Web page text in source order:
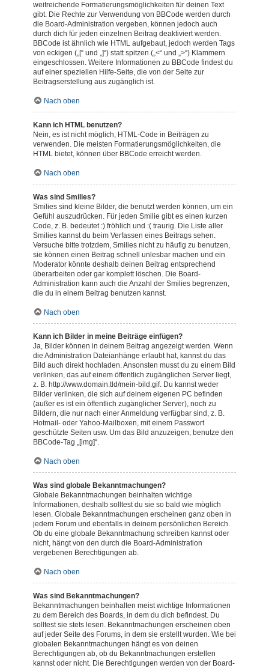
weitreichende Formatierungsmöglichkeiten für deinen Text
gibt. Die Rechte zur Verwendung von BBCode werden durch
die Board-Administration vergeben, können jedoch auch
durch dich für jeden einzelnen Beitrag deaktiviert werden.
BBCode ist ähnlich wie HTML aufgebaut, jedoch werden Tags
von eckigen („[“ und „]“) statt spitzen („<“ und „>“) Klammern
eingeschlossen. Weitere Informationen zu BBCode findest du
auf einer speziellen Hilfe-Seite, die von der Seite zur
Beitragserstellung aus zugänglich ist.
Nach oben
Kann ich HTML benutzen?
Nein, es ist nicht möglich, HTML-Code in Beiträgen zu
verwenden. Die meisten Formatierungsmöglichkeiten, die
HTML bietet, können über BBCode erreicht werden.
Nach oben
Was sind Smilies?
Smilies sind kleine Bilder, die benutzt werden können, um ein
Gefühl auszudrücken. Für jeden Smilie gibt es einen kurzen
Code, z. B. bedeutet :) fröhlich und :( traurig. Die Liste aller
Smilies kannst du beim Verfassen eines Beitrags sehen.
Versuche bitte trotzdem, Smilies nicht zu häufig zu benutzen,
sie können einen Beitrag schnell unlesbar machen und ein
Moderator könnte deshalb deinen Beitrag entsprechend
überarbeiten oder gar komplett löschen. Die Board-
Administration kann auch die Anzahl der Smilies begrenzen,
die du in einem Beitrag benutzen kannst.
Nach oben
Kann ich Bilder in meine Beiträge einfügen?
Ja, Bilder können in deinem Beitrag angezeigt werden. Wenn
die Administration Dateianhänge erlaubt hat, kannst du das
Bild auch direkt hochladen. Ansonsten musst du zu einem Bild
verlinken, das auf einem öffentlich zugänglichen Server liegt,
z. B. http://www.domain.tld/mein-bild.gif. Du kannst weder
Bilder verlinken, die sich auf deinem eigenen PC befinden
(außer es ist ein öffentlich zugänglicher Server), noch zu
Bildern, die nur nach einer Anmeldung verfügbar sind, z. B.
Hotmail- oder Yahoo-Mailboxen, mit einem Passwort
geschützte Seiten usw. Um das Bild anzuzeigen, benutze den
BBCode-Tag „[img]“.
Nach oben
Was sind globale Bekanntmachungen?
Globale Bekanntmachungen beinhalten wichtige
Informationen, deshalb solltest du sie so bald wie möglich
lesen. Globale Bekanntmachungen erscheinen ganz oben in
jedem Forum und ebenfalls in deinem persönlichen Bereich.
Ob du eine globale Bekanntmachung schreiben kannst oder
nicht, hängt von den durch die Board-Administration
vergebenen Berechtigungen ab.
Nach oben
Was sind Bekanntmachungen?
Bekanntmachungen beinhalten meist wichtige Informationen
zu dem Bereich des Boards, in dem du dich befindest. Du
solltest sie stets lesen. Bekanntmachungen erscheinen oben
auf jeder Seite des Forums, in dem sie erstellt wurden. Wie bei
globalen Bekanntmachungen hängt es von deinen
Berechtigungen ab, ob du Bekanntmachungen erstellen
kannst oder nicht. Die Berechtigungen werden von der Board-